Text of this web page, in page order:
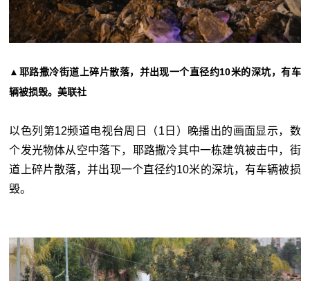
▲耶路撒冷街道上碎片散落，并出现一个直径约10米的深坑，有车
辆被损毁。美联社
以色列第12频道电视台周日（1日）晚播出的画面显示，数
个发光物体从空中落下，耶路撒冷其中一栋建筑被击中，街
道上碎片散落，并出现一个直径约10米的深坑，有车辆被损
毁。